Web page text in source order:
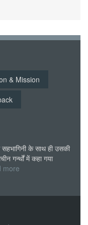
& Mission
के साथ ही उसकी
गर्न्थों में कहा गया
more